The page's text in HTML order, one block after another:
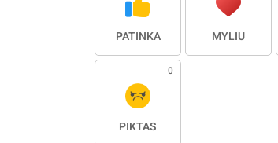
PATINKA MYLIU
0
PIKTAS